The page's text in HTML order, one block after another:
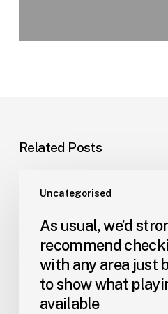
Related Posts
Uncategorised
As usual, we’d
recommend
with any area just
to show what
available